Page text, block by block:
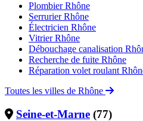
Plombier Rhône
Serrurier Rhône
Électricien Rhône
Vitrier Rhône
Débouchage canalisation
Recherche de fuite Rhône
Réparation volet roulant
Toutes les villes de Rhône
Seine-et-Marne (77)